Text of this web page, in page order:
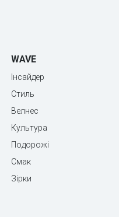
WAVE
Інсайдер
Стиль
Велнес
Культура
Подорожі
Смак
Зірки